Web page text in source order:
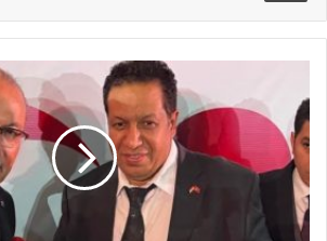
جمعية
رجال
الأعمال
الأتراك
(تومياد)
يشارك
في